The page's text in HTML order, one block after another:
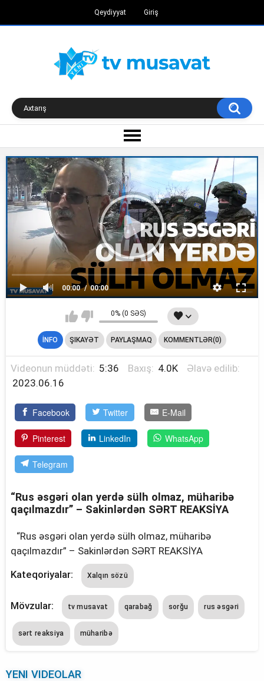
Qeydiyyat Giriş
00:00 00:00
0% (0 SƏS)
İNFO ŞIKAYƏT PAYLAŞMAQ KOMMENTLƏR(0)
Videonun müddəti: 5:36 Baxış: 4.0K
Əlavə edilib:
2023.06.16
Facebook Twitter E-Mail
Pinterest LinkedIn WhatsApp
Telegram
“Rus əsgəri olan yerdə sülh olmaz, müharibə
qaçılmazdır” – Sakinlərdən SƏRT REAKSİYA
“Rus əsgəri olan yerdə sülh olmaz, müharibə
qaçılmazdır” – Sakinlərdən SƏRT REAKSİYA
Kateqoriyalar: Xalqın sözü
Mövzular: tv musavat qarabağ sorğu rus əsgəri
sərt reaksi̇ya müharibə
YENI VIDEOLAR